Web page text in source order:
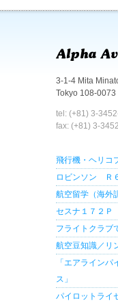
3-1-4 Mita
Tokyo 108-0073
tel: (+81) 3-
fax: (+81) 3-
飛行機・ヘリコ
ロビンソン Ｒ
航空留学（海外
セスナ１７２Ｐ
フライトクラブ
航空豆知識／リ
「エアライン
ス」
パイロットライ